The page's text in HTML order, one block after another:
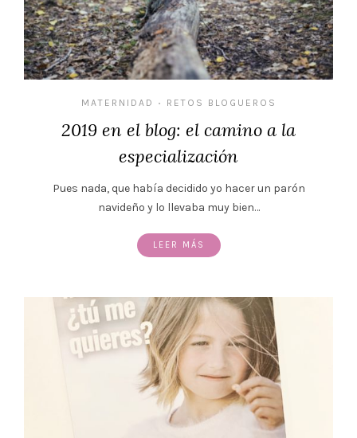
MATERNIDAD • RETOS BLOGUEROS
2019 en el blog: el camino a la
especialización
Pues nada, que había decidido yo hacer un parón
navideño y lo llevaba muy bien…
LEER MÁS